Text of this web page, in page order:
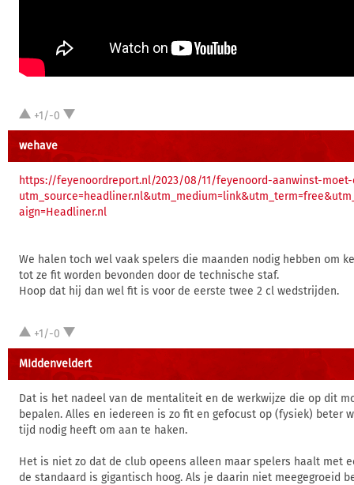
+1/-0
wehave
https://feyenoordreport.nl/2023/08/11/feyenoord-aanwinst-
aign=Headliner.nl
We halen toch wel vaak spelers die maanden nodig hebben om
tot ze fit worden bevonden door de technische staf.
Hoop dat hij dan wel fit is voor de eerste twee 2 cl wedstrijden.
+1/-0
MIddenveldert
Dat is het nadeel van de mentaliteit en de werkwijze die op dit
bepalen. Alles en iedereen is zo fit en gefocust op (fysiek) beter
tijd nodig heeft om aan te haken.
Het is niet zo dat de club opeens alleen maar spelers haalt met
de standaard is gigantisch hoog. Als je daarin niet meegegroeid